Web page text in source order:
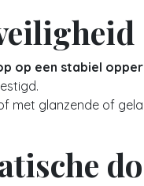
op een stabiel
met glanzende of